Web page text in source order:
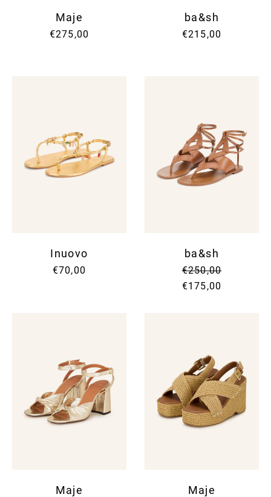
Maje
€275,00
ba&sh
€215,00
Inuovo
€70,00
ba&sh
€250,00
€175,00
Maje Maje